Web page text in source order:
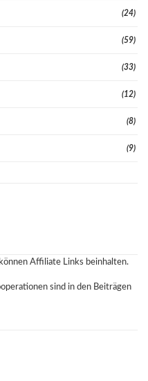
(24)
(59)
(33)
(12)
(8)
(9)
Affiliate Links beinhalten.
sind in den Beiträgen